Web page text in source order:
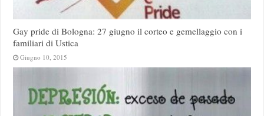
Gay pride di Bologna: 27 giugno il corteo e gemellaggio con i
familiari di Ustica
Giugno 10, 2015